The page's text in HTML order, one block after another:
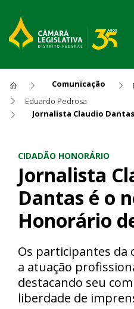
Comunicação
Eduardo Pedrosa
CIDADÃO HONORÁRIO
Jornalista
Dantas é o
Honorário
Os participantes da
a atuação
destacando seu
liberdade de